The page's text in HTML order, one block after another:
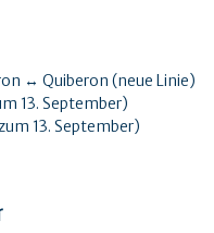
↔ Quiberon (neue Linie)
13. September)
13. September)